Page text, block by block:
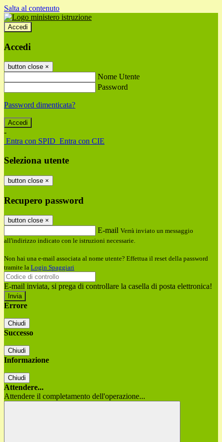
Salta al contenuto
Accedi
Accedi
button close ×
Nome Utente
Password
Password dimenticata?
-
Entra con SPID Entra con CIE
Seleziona utente
button close ×
Recupero password
button close ×
E-mail Verrà inviato un messaggio
all'indirizzo indicato con le istruzioni necessarie.
Non hai una e-mail associata al nome utente? Effettua il reset della password
tramite la Login Spaggiari
E-mail inviata, si prega di controllare la casella di posta elettronica!
Errore
Chiudi
Successo
Chiudi
Informazione
Chiudi
Attendere...
Attendere il completamento dell'operazione...